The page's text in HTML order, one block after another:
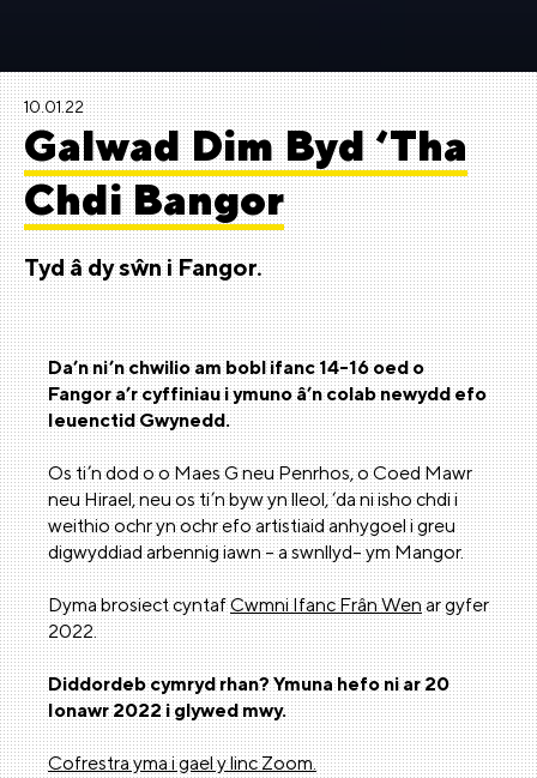
10.01.22
Galwad Dim Byd ‘Tha
Chdi Bangor
Tyd â dy sŵn i Fangor.
Da’n ni’n chwilio am bobl ifanc 14-16 oed o
Fangor a’r cyffiniau i ymuno â’n colab newydd efo
Ieuenctid Gwynedd.
Os ti’n dod o o Maes G neu Penrhos, o Coed Mawr
neu Hirael, neu os ti’n byw yn lleol, ‘da ni isho chdi i
weithio ochr yn ochr efo artistiaid anhygoel i greu
digwyddiad arbennig iawn – a swnllyd– ym Mangor.
Dyma brosiect cyntafCwmni Ifanc Frân Wenar gyfer
2022.
Diddordeb cymryd rhan? Ymuna hefo ni ar 20
Ionawr 2022 i glywed mwy.
Cofrestra yma i gael y linc Zoom.